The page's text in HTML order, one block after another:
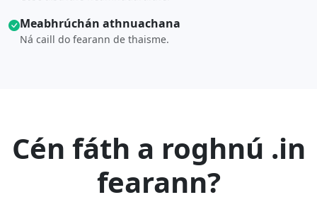
Meabhrúchán athnuachana
Ná caill do fearann de thaisme.
Cén fáth a roghnú .in
fearann?